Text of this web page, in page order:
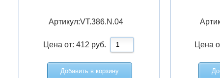
Артикул:VT.386.N.04
Цена от: 412 руб.
Добавить в корзину
Цена